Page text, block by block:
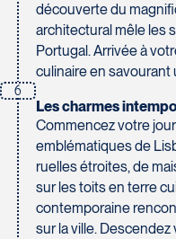
découverte du
architectural mêle les
Portugal. Arrivée à
culinaire en savourant
6
Les charmes
Commencez votre
emblématiques de
ruelles étroites, de
sur les toits en terre
contemporaine
sur la ville.
Voyages Tourbec
1000 Boulevard
Salaberry-de-
J6S 0J7
Tél :450-373-1475
Voyages Transat
117 Boulevard Les
Saint-Bruno-de-
Voyages Plein Soleil
4100 Boulevard de
Québec
G2C 1T8
Tél :418-847-1023 /
Voyages